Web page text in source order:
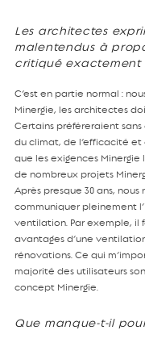
Les architectes
malentendus à
critiqué exactement
C’est en partie normal :
Minergie, les architectes
Certains préféreraient
du climat, de l’efficacité et
que les exigences
de nombreux projets
Après presque 30 ans,
communiquer pleinement
ventilation. Par exemple, il
avantages d’une
rénovations. Ce qui
majorité des utilisateurs
concept Minergie.
Que manque-t-il